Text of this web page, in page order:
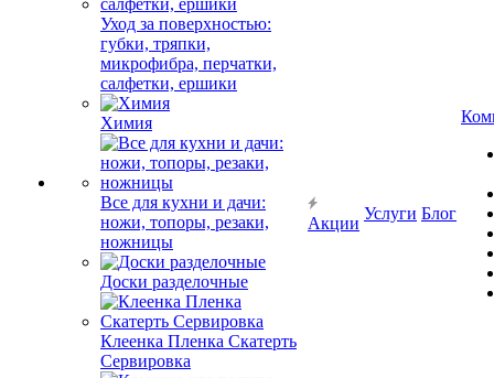
Уход за поверхностью:
губки, тряпки,
микрофибра, перчатки,
салфетки, ершики
Химия
Все для кухни и дачи:
ножи, топоры, резаки,
ножницы
Доски разделочные
Клеенка Пленка Скатерть
Сервировка
Акции
Услуги Блог